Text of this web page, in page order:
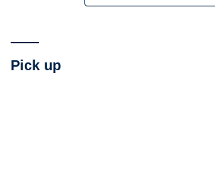
Pick up